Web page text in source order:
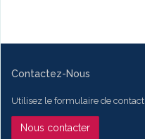
Contactez-Nous
Utilisez le formulaire de contact
Nous contacter